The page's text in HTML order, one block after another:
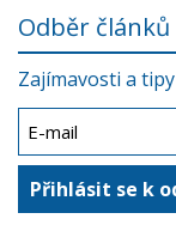
Odběr
Zajímavosti a